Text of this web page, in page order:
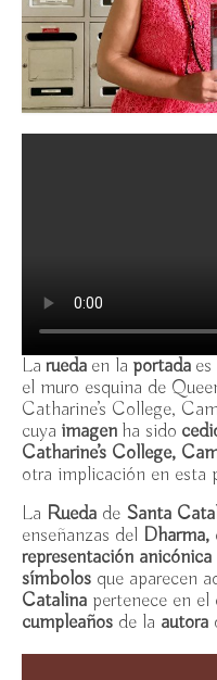
“Mantras del
un Concierto
Ani Chöying
de Budismo
diciembre 2022
El Espacio
Donar
Soci@
Boletín de noticias
La rueda en la portada
el muro esquina de
Catharine’s College,
cuya imagen ha sido
Catharine’s College,
otra implicación en esta
La Rueda de Santa
enseñanzas del Dharma,
representación anicónica
símbolos que aparecen
Catalina pertenece en el
cumpleaños de la autora